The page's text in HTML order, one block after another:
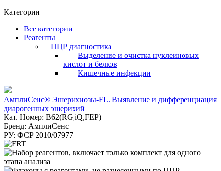
Категории
Все категории
Реагенты
ПЦР диагностика
Выделение и очистка нуклеиновых
кислот и белков
Кишечные инфекции
АмплиСенс® Эшерихиозы-FL. Выявление и дифференциация
диарогенных эшерихий
Кат. Номер: B62(RG,iQ,FEP)
Бренд: АмплиСенс
РУ: ФСР 2010/07977